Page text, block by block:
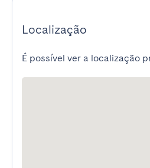
Localização
É possível ver a localização